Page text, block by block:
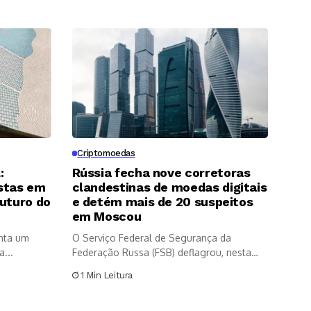
em
do
um
Criptomoedas
Rússia fecha nove corretoras
clandestinas de moedas digitais
e detém mais de 20 suspeitos
em Moscou
O Serviço Federal de Segurança da
Federação Russa (FSB) deflagrou, nesta
1 Min Leitura